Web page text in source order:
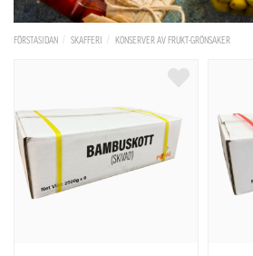
FÖRSTASIDAN SKAFFERI KONSERVER AV FRUKT-GRÖNSAKER